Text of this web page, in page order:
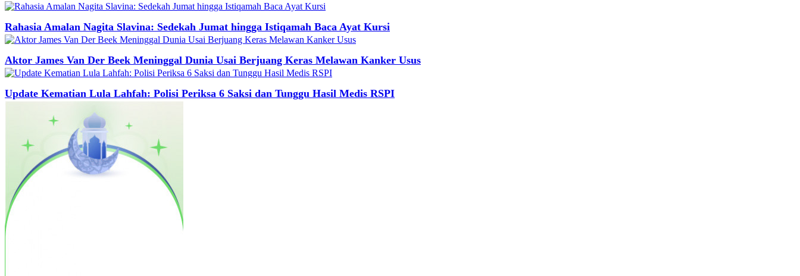
Rahasia Amalan Nagita Slavina: Sedekah Jumat hingga Istiqamah Baca Ayat Kursi
Aktor James Van Der Beek Meninggal Dunia Usai Berjuang Keras Melawan Kanker Usus
Update Kematian Lula Lahfah: Polisi Periksa 6 Saksi dan Tunggu Hasil Medis RSPI